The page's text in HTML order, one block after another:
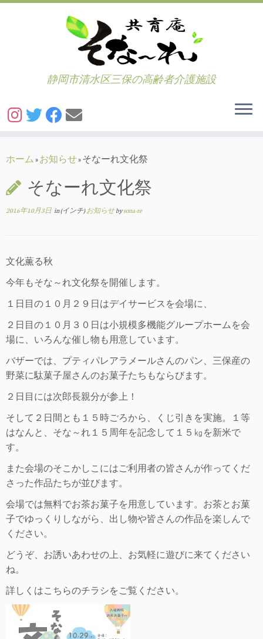
ン
ン
ッ
静岡市清水区三保の高齢者介護施設
ホーム»お知らせ»そなーれ文化祭
そなーれ文化祭
2016年10月3日 in (インチ)お知らせbysona-re
文化薫る秋
今年もそな～れ文化祭を開催します。
１日目の１０月２９日はデイサービスを会場に、
２日目の１０月３０日は小規模多機能グループホームを会
場に、いろんな催し物も用意しています。
バザーでは、プティパレアラメールさんのパン、三保産の
野菜に駄菓子屋さんのお菓子たちもならびます。
２日目には次郎長親分が参上！
そして２日間とも１５時ごろから、くじ引きを実施。１等
はなんと、そな～れ１５周年を記念して１５㎏を新米で
す。
また会場のそこかしこにはご利用者の皆さんが作ってくだ
さった作品たちが並びます。
会場では無料でお茶お菓子を用意しています。お茶とお菓
子でゆっくりしながら、出し物や皆さんの作品を楽しんで
ください。
どうぞ、お誘いあわせの上、お気軽に遊びに来てください
ね。
詳しくはこちらのチラシをご覧ください。